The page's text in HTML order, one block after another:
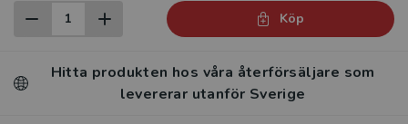
Köp
Hitta produkten hos våra återförsäljare som
levererar utanför Sverige